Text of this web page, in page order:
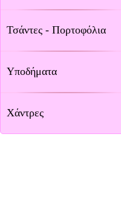
Τσάντες - Πορτοφόλια
Υποδήματα
Χάντρες